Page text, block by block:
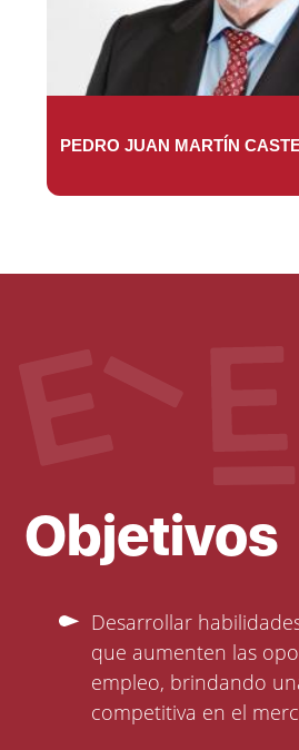
PEDRO JUAN MARTÍN
Objetivos
Desarrollar
que aumenten las
empleo, brindando
competitiva en el